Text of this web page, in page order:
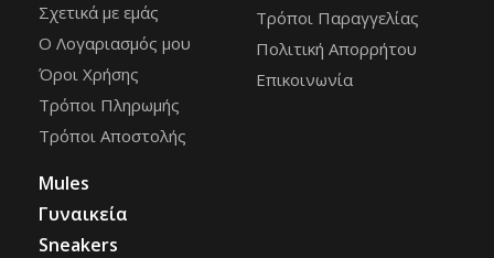
Σχετικά με εμάς
Ο Λογαριασμός μου
Όροι Χρήσης
Τρόποι Πληρωμής
Τρόποι Αποστολής
Τρόποι Παραγγελίας
Πολιτική Απορρήτου
Επικοινωνία
Mules
Γυναικεία
Sneakers